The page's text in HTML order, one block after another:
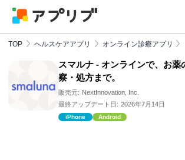
TOP ヘルスケアアプリ オンライン診療アプリ
スマルナ - オンラインで、お薬
察・処方まで。
販売元: NextInnovation, Inc.
最終アップデート日: 2026年7月14日
iPhone Android